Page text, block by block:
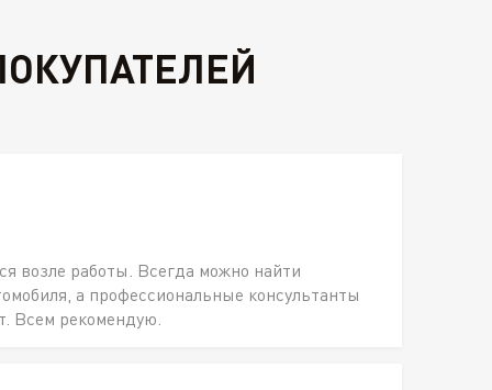
возле работы. Всегда можно найти
а профессиональные консультанты
Всем рекомендую.